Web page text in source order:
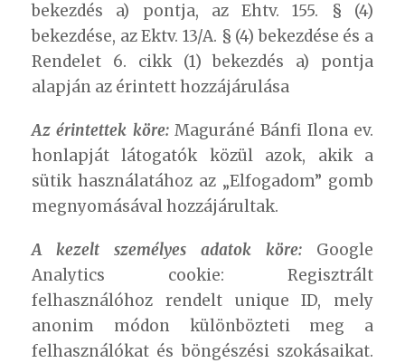
bekezdés a) pontja, az Ehtv. 155. § (4)
bekezdése, az Ektv. 13/A. § (4) bekezdése és a
Rendelet 6. cikk (1) bekezdés a) pontja
alapján az érintett hozzájárulása
Az érintettek köre: Maguráné Bánfi Ilona ev.
honlapját látogatók közül azok, akik a
sütik használatához az „Elfogadom” gomb
megnyomásával hozzájárultak.
A kezelt személyes adatok köre: Google
Analytics cookie: Regisztrált
felhasználóhoz rendelt unique ID, mely
anonim módon különbözteti meg a
felhasználókat és böngészési szokásaikat.